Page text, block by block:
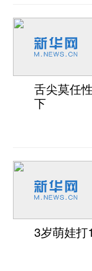
舌尖莫任
下
3岁萌娃